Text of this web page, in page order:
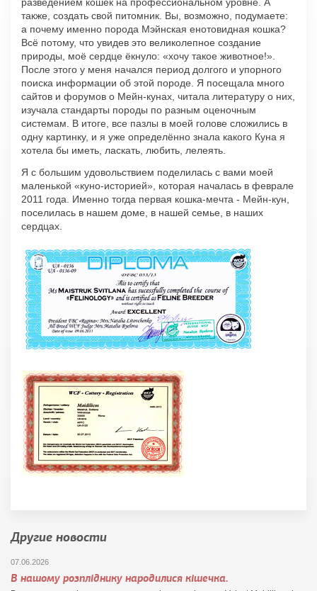
также, создать свой питомник. Вы, возможно, подумаете:
а почему именно порода Мэйнская енотовидная кошка?
Всё потому, что увидев это великолепное создание
природы, моё сердце ёкнуло: «хочу такое животное!».
После этого у меня начался период долгого и упорного
поиска информации об этой породе. Я посещала много
сайтов и форумов о Мейн-кунах, читала литературу о них,
изучала стандарты породы по разным оценочным
системам. В итоге, все пазлы в моей голове сложились в
одну картинку, и я уже определённо знала какого Куна я
хотела бы иметь, ласкать, любить, лелеять.
Я с большим удовольствием поделилась с вами моей
маленькой «куно-историей», которая началась в феврале
2011 года. Именно тогда первая кошка-мечта - Мейн-кун,
поселилась в нашем доме, в нашей семье, в наших
сердцах.
Другие новости
07.06.2026
В нашому розпліднику народилися кішечка.